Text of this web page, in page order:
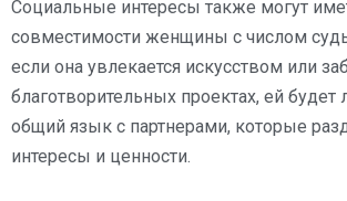
Социальные интересы также могут
совместимости женщины с числом
если она увлекается искусством или
благотворительных проектах, ей будет
общий язык с партнерами, которые
интересы и ценности.